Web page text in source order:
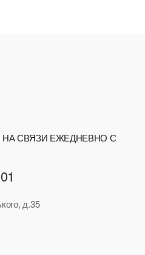
СВЯЗИ ЕЖЕДНЕВНО С
д.35